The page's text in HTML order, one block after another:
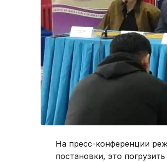
На пресс-конференции
постановки, это